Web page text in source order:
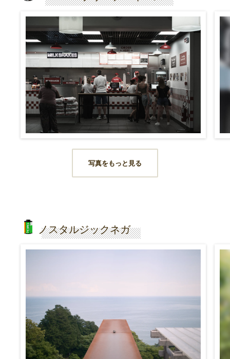
写真をもっと見る
ノスタルジックネガ